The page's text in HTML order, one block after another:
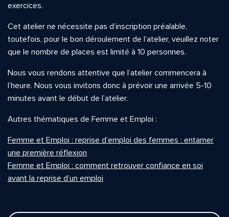
exercices.
Cet atelier ne nécessite pas d’inscription préalable,
toutefois, pour le bon déroulement de l’atelier, veuillez noter
que le nombre de places est limité à 10 personnes.
Nous vous rendons attentive que l’atelier commencera à
l’heure. Nous vous invitons donc à prévoir une arrivée 5-10
minutes avant le début de l’atelier.
Autres thématiques de Femme et Emploi :
Femme et Emploi : reprise d’emploi des femmes : entamer
une première réflexion
Femme et Emploi : comment retrouver confiance en soi
avant la reprise d’un emploi